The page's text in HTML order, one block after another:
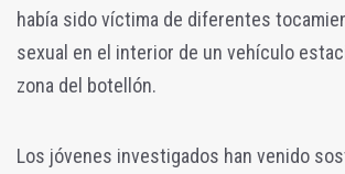
había sido víctima de diferentes
sexual en el interior de un vehículo
zona del botellón.
Los jóvenes investigados han venido